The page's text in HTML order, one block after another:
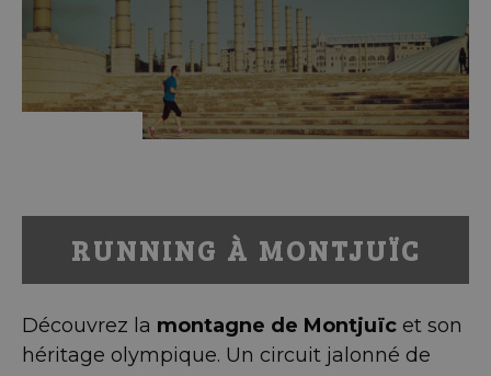
RUNNING À MONTJUÏC
Découvrez la montagne de Montjuïc et son
héritage olympique. Un circuit jalonné de